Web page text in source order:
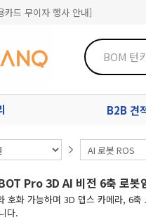
카드 무이자 행사 안내]
사용 정책 개편 안내]
B2B 견
Pro 3D AI 비전 6축 로
화 가능하며 3D 뎁스 카메라, 6축
다.